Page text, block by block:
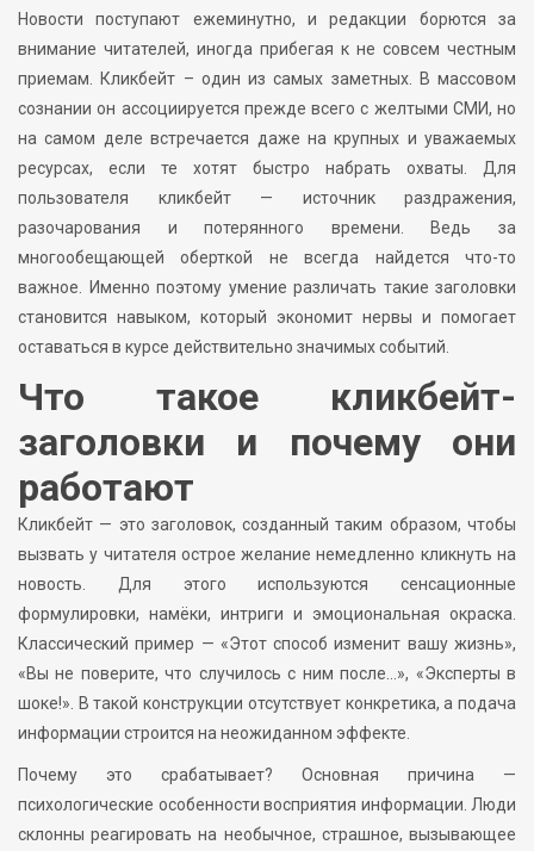
Новости поступают ежеминутно, и редакции борются за
внимание читателей, иногда прибегая к не совсем честным
приемам. Кликбейт – один из самых заметных. В массовом
сознании он ассоциируется прежде всего с желтыми СМИ, но
на самом деле встречается даже на крупных и уважаемых
ресурсах, если те хотят быстро набрать охваты. Для
пользователя кликбейт — источник раздражения,
разочарования и потерянного времени. Ведь за
многообещающей оберткой не всегда найдется что-то
важное. Именно поэтому умение различать такие заголовки
становится навыком, который экономит нервы и помогает
оставаться в курсе действительно значимых событий.
Что такое кликбейт-
заголовки и почему они
работают
Кликбейт — это заголовок, созданный таким образом, чтобы
вызвать у читателя острое желание немедленно кликнуть на
новость. Для этого используются сенсационные
формулировки, намёки, интриги и эмоциональная окраска.
Классический пример — «Этот способ изменит вашу жизнь»,
«Вы не поверите, что случилось с ним после…», «Эксперты в
шоке!». В такой конструкции отсутствует конкретика, а подача
информации строится на неожиданном эффекте.
Почему это срабатывает? Основная причина —
психологические особенности восприятия информации. Люди
склонны реагировать на необычное, страшное, вызывающее